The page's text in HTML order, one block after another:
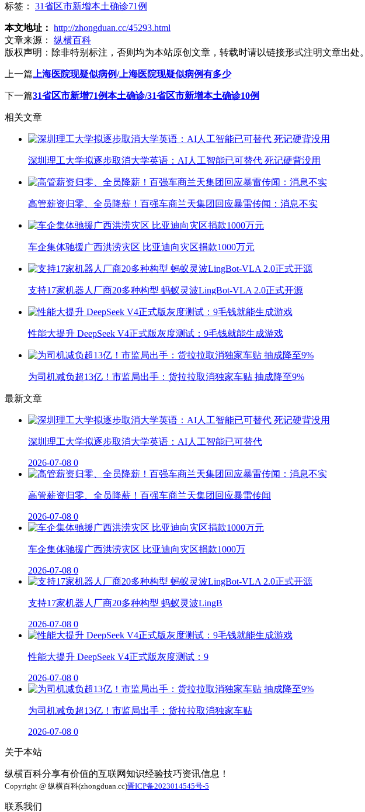
标签： 31省区市新增本土确诊71例
本文地址： http://zhongduan.cc/45293.html
文章来源：
纵横百科
版权声明： 除非特别标注，否则均为本站原创文章，转载时请以链接形式注明文章出处。
上一篇 上海医院现疑似病例/上海医院现疑似病例有多少
下一篇31省区市新增71例本土确诊/31省区市新增本土确诊10例
相关文章
深圳理工大学拟逐步取消大学英语：AI人工智能已可替代 死记硬背没用
高管薪资归零、全员降薪！百强车商兰天集团回应暴雷传闻：消息不实
车企集体驰援广西洪涝灾区 比亚迪向灾区捐款1000万元
支持17家机器人厂商20多种构型 蚂蚁灵波LingBot-VLA 2.0正式开源
性能大提升 DeepSeek V4正式版灰度测试：9毛钱就能生成游戏
为司机减负超13亿！市监局出手：货拉拉取消独家车贴 抽成降至9%
最新文章
深圳理工大学拟逐步取消大学英语：AI人工智能已可替代
2026-07-08 0
高管薪资归零、全员降薪！百强车商兰天集团回应暴雷传闻
2026-07-08 0
车企集体驰援广西洪涝灾区 比亚迪向灾区捐款1000万
2026-07-08 0
支持17家机器人厂商20多种构型 蚂蚁灵波LingB
2026-07-08 0
性能大提升 DeepSeek V4正式版灰度测试：9
2026-07-08 0
为司机减负超13亿！市监局出手：货拉拉取消独家车贴
2026-07-08 0
关于本站
纵横百科分享有价值的互联网知识经验技巧资讯信息！
Copyright @ 纵横百科(zhongduan.cc)晋ICP备2023014545号-5
联系我们